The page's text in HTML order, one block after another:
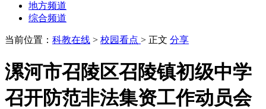
地方频道
综合频道
当前位置： 科教在线 > 校园看点 > 正文 分享
漯河市召陵区召陵镇初级中学
召开防范非法集资工作动员会